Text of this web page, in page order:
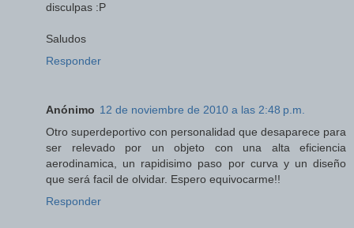
disculpas :P
Saludos
Responder
Anónimo 12 de noviembre de 2010 a las 2:48 p.m.
Otro superdeportivo con personalidad que desaparece para
ser relevado por un objeto con una alta eficiencia
aerodinamica, un rapidisimo paso por curva y un diseño
que será facil de olvidar. Espero equivocarme!!
Responder